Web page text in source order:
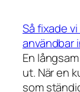
Så fixade
användbar
En
ut. När en
som